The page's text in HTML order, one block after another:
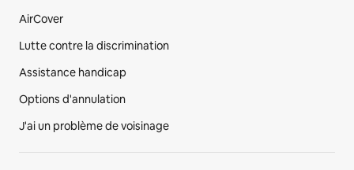
AirCover
Lutte contre la discrimination
Assistance handicap
Options d'annulation
J'ai un problème de voisinage